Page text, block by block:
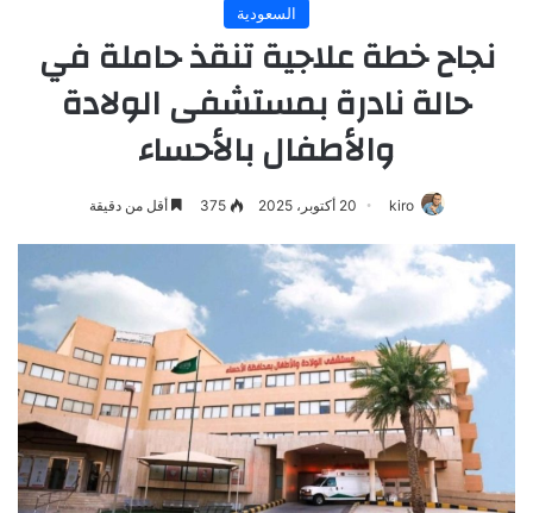
السعودية
نجاح خطة علاجية تنقذ حاملة في
حالة نادرة بمستشفى الولادة
والأطفال بالأحساء
kiro 20 أكتوبر، 2025 375 أقل من دقيقة